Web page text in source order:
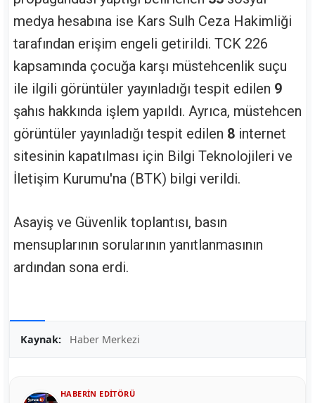
medya hesabına ise Kars Sulh Ceza Hakimliği
tarafından erişim engeli getirildi. TCK 226
kapsamında çocuğa karşı müstehcenlik suçu
ile ilgili görüntüler yayınladığı tespit edilen 9
şahıs hakkında işlem yapıldı. Ayrıca, müstehcen
görüntüler yayınladığı tespit edilen 8 internet
sitesinin kapatılması için Bilgi Teknolojileri ve
İletişim Kurumu'na (BTK) bilgi verildi.
Asayiş ve Güvenlik toplantısı, basın
mensuplarının sorularının yanıtlanmasının
ardından sona erdi.
Kaynak: Haber Merkezi
HABERIN EDITÖRÜ